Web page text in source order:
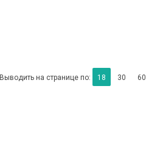
Выводить на странице по: 18 30 60